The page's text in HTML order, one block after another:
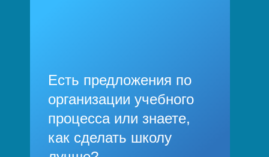
Есть предложения по
организации учебного
процесса или знаете,
как сделать школу